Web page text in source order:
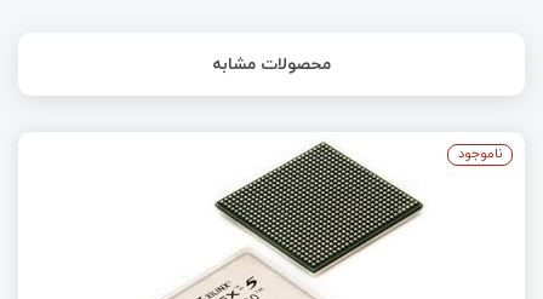
محصولات مشابه
ناموجود